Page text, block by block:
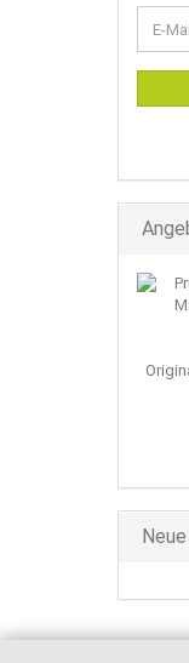
ZUR
E-
Mail